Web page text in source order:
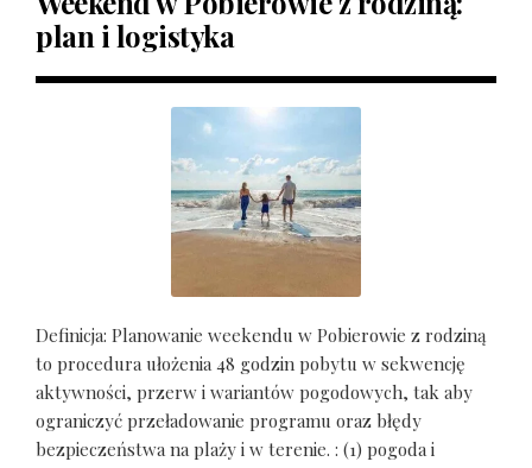
plan i logistyka
Definicja: Planowanie weekendu w Pobierowie z rodziną
to procedura ułożenia 48 godzin pobytu w sekwencję
aktywności, przerw i wariantów pogodowych, tak aby
ograniczyć przeładowanie programu oraz błędy
bezpieczeństwa na plaży i w terenie. : (1) pogoda i